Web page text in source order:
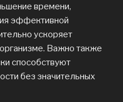
времени,
эффективной
ускоряет
Важно также
способствуют
без значительных